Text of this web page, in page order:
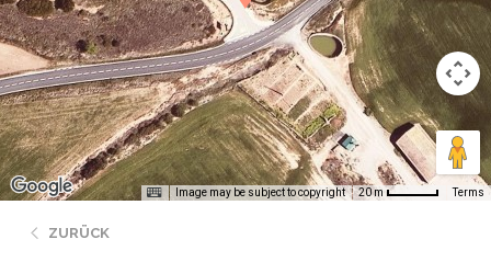
Image may be subject to copyright 20 m Terms
ZURÜCK